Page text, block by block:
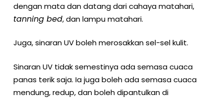
dengan mata dan datang dari cahaya matahari,
tanning bed, dan lampu matahari.
Juga, sinaran UV boleh merosakkan sel-sel kulit.
Sinaran UV tidak semestinya ada semasa cuaca
panas terik saja. Ia juga boleh ada semasa cuaca
mendung, redup, dan boleh dipantulkan di